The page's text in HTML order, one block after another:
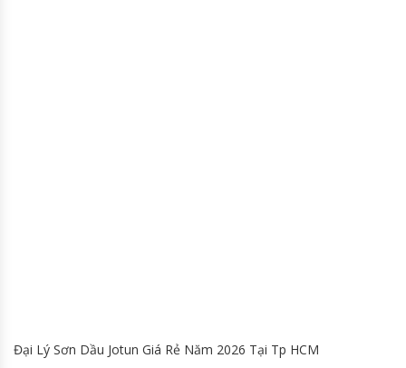
Đại Lý Sơn Dầu Jotun Giá Rẻ Năm 2026 Tại Tp HCM